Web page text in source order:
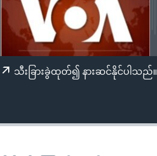
သီးခြားခွဲထုတ်၍ နားဆင်နိုင်ပါသည်။